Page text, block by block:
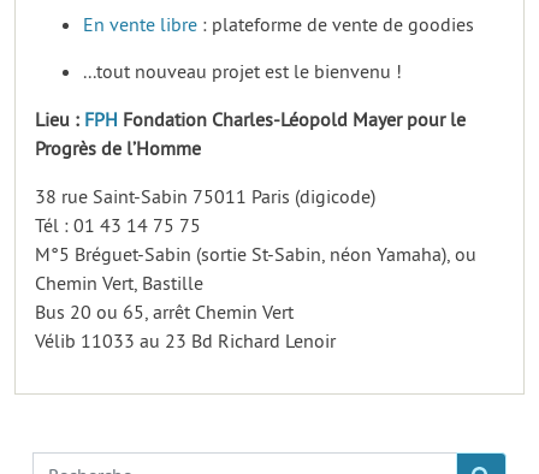
En vente libre : plateforme de vente de goodies
...tout nouveau projet est le bienvenu !
Lieu : FPH Fondation Charles-Léopold Mayer pour le
Progrès de l’Homme
38 rue Saint-Sabin 75011 Paris (digicode)
Tél : 01 43 14 75 75
M°5 Bréguet-Sabin (sortie St-Sabin, néon Yamaha), ou
Chemin Vert, Bastille
Bus 20 ou 65, arrêt Chemin Vert
Vélib 11033 au 23 Bd Richard Lenoir